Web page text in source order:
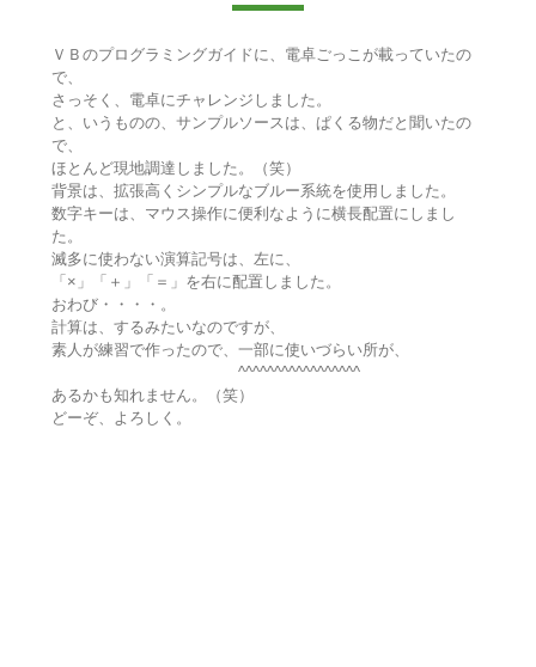
ＶＢのプログラミングガイドに、電卓ごっこが載っていたの
で、
さっそく、電卓にチャレンジしました。
と、いうものの、サンプルソースは、ぱくる物だと聞いたの
で、
ほとんど現地調達しました。（笑）
背景は、拡張高くシンプルなブルー系統を使用しました。
数字キーは、マウス操作に便利なように横長配置にしまし
た。
滅多に使わない演算記号は、左に、
「×」「＋」「＝」を右に配置しました。
おわび・・・・。
計算は、するみたいなのですが、
素人が練習で作ったので、一部に使いづらい所が、
^^^^^^^^^^^^^^^^^
あるかも知れません。（笑）
どーぞ、よろしく。